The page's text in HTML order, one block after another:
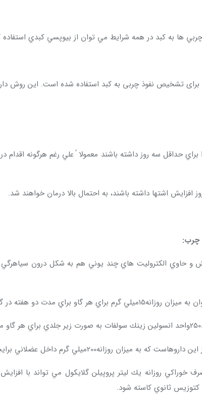
ها به كبد در همه شرايط مي توان از بيوپسي كبدي
برای تشخیص نفوذ چربی به کبد استفاده شده است. این
براي حداقل سه روز داشته باشند معمولا ً علي رغم هرگونه
افزايش اشتها داشته باشند، به احتمال بالا درمان خواهند شد.
چرب:
دو هفته در گاوهاي درگيري استفاده كرد.
برايچند روز به دليل تحريك نئوگلوكوژنز، ميزان چربي كبدي را مي كاهد.
خوراكي روزانه يك ليتر پروپيلن گلايكول مي تواند با
ثانوي كاسته شود.